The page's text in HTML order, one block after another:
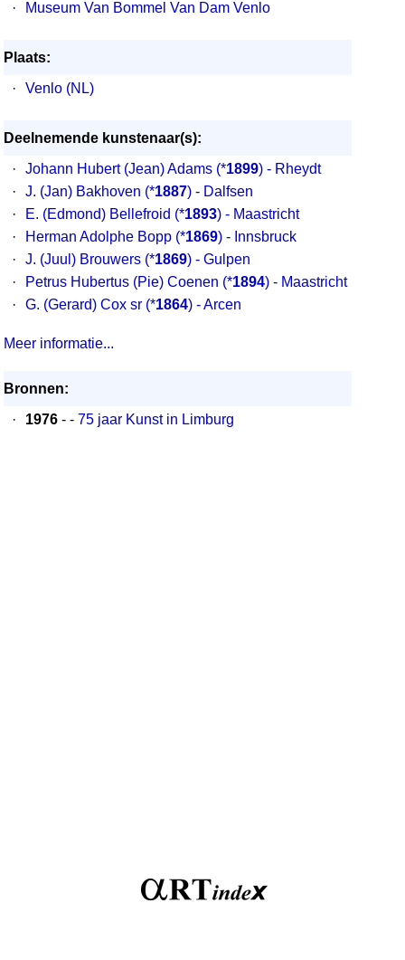
·
Museum Van Bommel Van Dam Venlo
Plaats:
·
Venlo (NL)
Deelnemende kunstenaar(s):
·
Johann Hubert (Jean) Adams (*1899) - Rheydt
·
J. (Jan) Bakhoven (*1887) - Dalfsen
·
E. (Edmond) Bellefroid (*1893) - Maastricht
·
Herman Adolphe Bopp (*1869) - Innsbruck
·
J. (Juul) Brouwers (*1869) - Gulpen
·
Petrus Hubertus (Pie) Coenen (*1894) - Maastricht
·
G. (Gerard) Cox sr (*1864) - Arcen
Meer informatie...
Bronnen:
·
1976 - - 75 jaar Kunst in Limburg